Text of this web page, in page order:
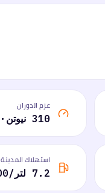
عزم الدوران
310 نيوتن·متر
استهلاك المدينة
7.2 لتر/100كم